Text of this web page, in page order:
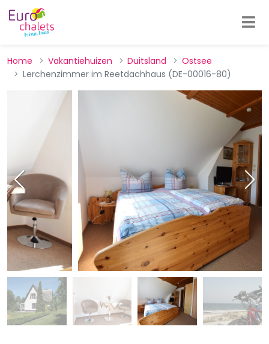
Home Vakantiehuizen Duitsland
Ostsee
Lerchenzimmer im Reetdachhaus (DE-00016-80)